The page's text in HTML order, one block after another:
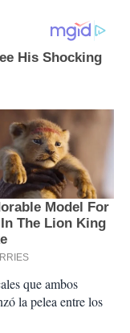
que ambos
la pelea entre los